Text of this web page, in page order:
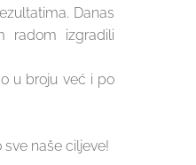
Danas
radom izgradili
u broju već i po
naše ciljeve!